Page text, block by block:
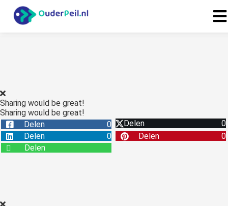
Sharing would be great!
Sharing would be great!
Delen
0 Delen
0
Delen
0 Delen
0
Delen